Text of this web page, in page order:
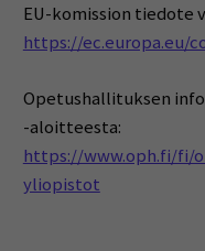
EU-komission tiedote
https://ec.europa.eu/
Opetushallituksen
-aloitteesta:
https://www.oph.fi/fi/
yliopistot